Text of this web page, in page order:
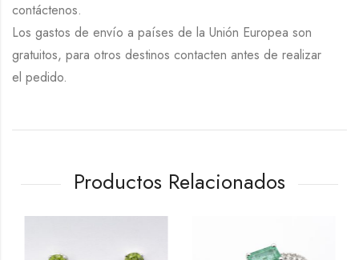
contáctenos.
Los gastos de envío a países de la Unión Europea son
gratuitos, para otros destinos contacten antes de realizar
el pedido.
Productos Relacionados